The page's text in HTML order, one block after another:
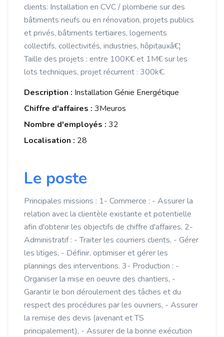
clients: Installation en CVC / plomberie sur des
bâtiments neufs ou en rénovation, projets publics
et privés, bâtiments tertiaires, logements
collectifs, collectivités, industries, hôpitauxâ€¦
Taille des projets : entre 100K€ et 1M€ sur les
lots techniques, projet récurrent : 300k€.
Description : Installation Génie Energétique
Chiffre d'affaires : 3Meuros
Nombre d'employés : 32
Localisation : 28
Le poste
Principales missions : 1- Commerce : - Assurer la
relation avec la clientèle existante et potentielle
afin d'obtenir les objectifs de chiffre d'affaires, 2-
Administratif : - Traiter les courriers clients, - Gérer
les litiges, - Définir, optimiser et gérer les
plannings des interventions. 3- Production : -
Organiser la mise en oeuvre des chantiers, -
Garantir le bon déroulement des tâches et du
respect des procédures par les ouvriers, - Assurer
la remise des devis (avenant et TS
principalement), - Assurer de la bonne exécution